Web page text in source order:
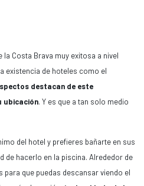
Costa Brava muy exitosa a nivel
existencia de hoteles como el
destacan de este
ubicación. Y es que a tan solo medio
del hotel y prefieres bañarte en sus
de hacerlo en la piscina. Alrededor de
que puedas descansar viendo el